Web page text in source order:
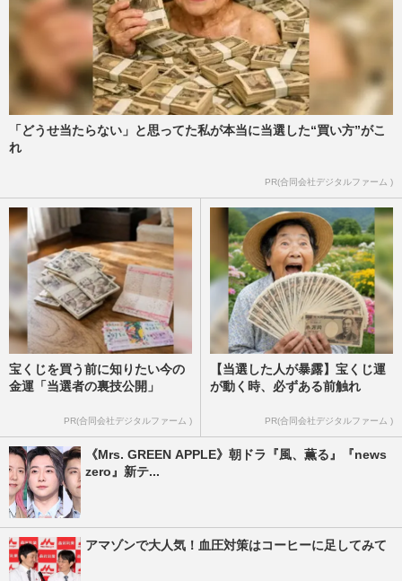
「どうせ当たらない」と思ってた私が本当に当選した“買い方”がこ
れ
PR(合同会社デジタルファーム )
宝くじを買う前に知りたい今の
金運「当選者の裏技公開」
PR(合同会社デジタルファーム )
【当選した人が暴露】宝くじ運
が動く時、必ずある前触れ
PR(合同会社デジタルファーム )
《Mrs. GREEN APPLE》朝ドラ『風、薫る』『news
zero』新テ...
アマゾンで大人気！血圧対策はコーヒーに足してみて